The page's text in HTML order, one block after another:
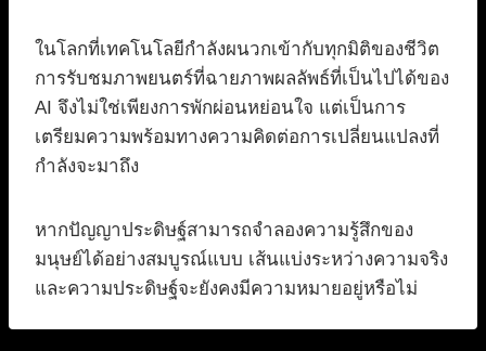
ในโลกที่เทคโนโลยีกำลังผนวกเข้ากับทุกมิติของชีวิต
การรับชมภาพยนตร์ที่ฉายภาพผลลัพธ์ที่เป็นไปได้ของ
AI จึงไม่ใช่เพียงการพักผ่อนหย่อนใจ แต่เป็นการ
เตรียมความพร้อมทางความคิดต่อการเปลี่ยนแปลงที่
กำลังจะมาถึง
หากปัญญาประดิษฐ์สามารถจำลองความรู้สึกของ
มนุษย์ได้อย่างสมบูรณ์แบบ เส้นแบ่งระหว่างความจริง
และความประดิษฐ์จะยังคงมีความหมายอยู่หรือไม่